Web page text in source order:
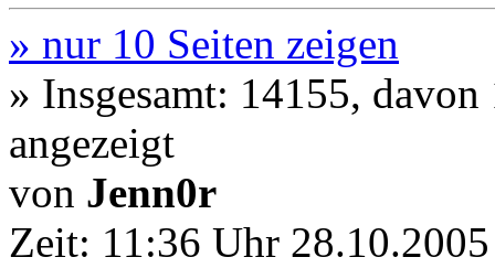
» nur 10 Seiten zeigen
» Insgesamt: 14155,
angezeigt
von Jenn0r
Zeit: 11:36 Uhr